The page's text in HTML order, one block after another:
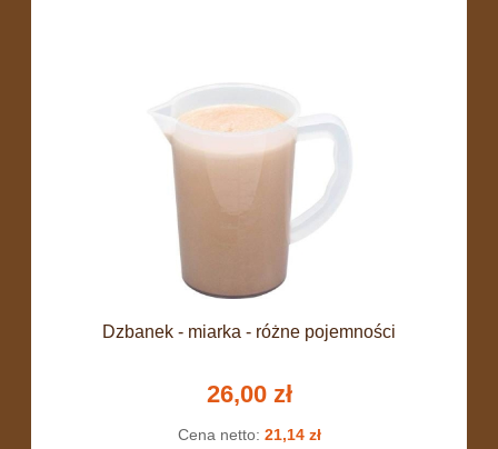
Dzbanek - miarka - różne pojemności
26,00 zł
Cena netto: 21,14 zł